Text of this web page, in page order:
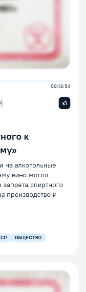
00:13:54
Следующая лекция
x1
к
на алкогольные
вино могло
спиртного
производство и
ОБЩЕСТВО